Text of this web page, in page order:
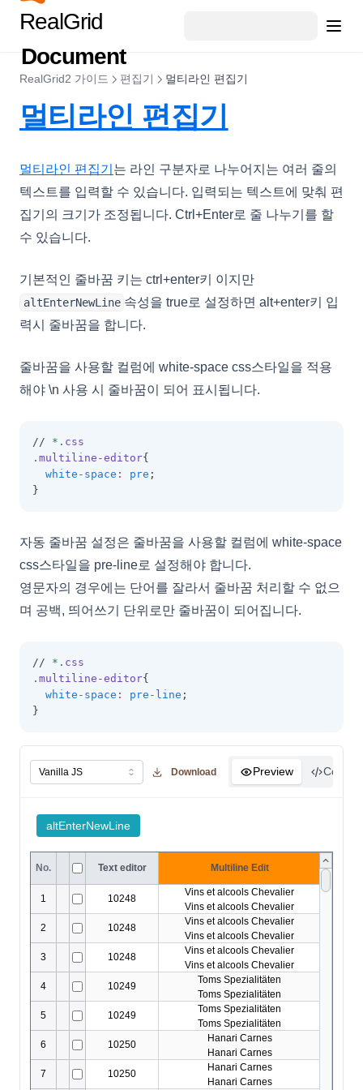
RealGrid
Document
CustomCellRenderer
DataColumn
DataExportOptions
DataFieldObject
DataFillOptions
DataFilter
DataOutputOptions
DataProviderConfig
DateCellEditor
DayHoliday
DocumentTitle
DropDownCellEditor
EditingItemInfo
EditOptions
EditorOptions
ExportBaseOptions
ExportCoreProperties
ExportOptions
FieldMap
FilterAutomatingOptions
FilterCategory
FilteringOptions
FilterPanel
FilterSelectorOptions
FixedOptions
FormatOptions
GridBaseConfig
GridCell
GridColumn
GridExportOptions
RealGrid2 가이드 편집기 멀티라인 편집기
멀티라인 편집기
멀티라인 편집기 는 라인 구분자로 나누어지는 여러 줄의
텍스트를 입력할 수 있습니다. 입력되는 텍스트에 맞춰 편
집기의 크기가 조정됩니다. Ctrl+Enter로 줄 나누기를 할
수 있습니다.
기본적인 줄바꿈 키는 ctrl+enter키 이지만
altEnterNewLine 속성을 true로 설정하면 alt+enter키 입
력시 줄바꿈을 합니다.
줄바꿈을 사용할 컬럼에 white-space css스타일을 적용
해야 \n 사용 시 줄바꿈이 되어 표시됩니다.
// * .css
.multiline-editor{
white-space : pre ;
}
자동 줄바꿈 설정은 줄바꿈을 사용할 컬럼에 white-space
css스타일을 pre-line로 설정해야 합니다.
영문자의 경우에는 단어를 잘라서 줄바꿈 처리할 수 없으
며 공백, 띄어쓰기 단위로만 줄바꿈이 되어집니다.
// * .css
.multiline-editor{
white-space : pre-line ;
}
Download Preview Code